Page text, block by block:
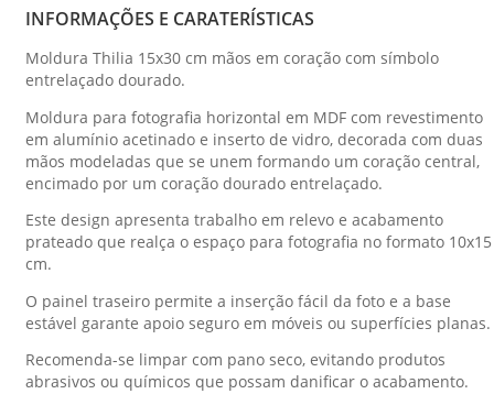
INFORMAÇÕES E CARATERÍSTICAS
Moldura Thilia 15x30 cm mãos em coração com símbolo
entrelaçado dourado.
Moldura para fotografia horizontal em MDF com revestimento
em alumínio acetinado e inserto de vidro, decorada com duas
mãos modeladas que se unem formando um coração central,
encimado por um coração dourado entrelaçado.
Este design apresenta trabalho em relevo e acabamento
prateado que realça o espaço para fotografia no formato 10x15
cm.
O painel traseiro permite a inserção fácil da foto e a base
estável garante apoio seguro em móveis ou superfícies planas.
Recomenda-se limpar com pano seco, evitando produtos
abrasivos ou químicos que possam danificar o acabamento.